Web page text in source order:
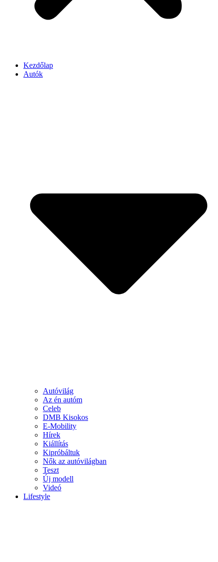
Kezdőlap
Autók
Autóvilág
Az én autóm
Celeb
DMB Kisokos
E-Mobility
Hírek
Kiállítás
Kipróbáltuk
Nők az autóvilágban
Teszt
Új modell
Videó
Lifestyle